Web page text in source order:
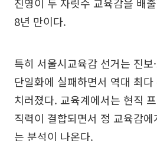
8년 만이다.
특히 서울시교육감 선거는 진보
단일화에 실패하면서 역대 최
치러졌다. 교육계에서는 현직
직력이 결합되면서 정 교육감
는 분석이 나온다.